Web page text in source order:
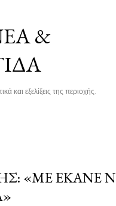
&
και εξελίξεις της περιοχής.
«ΜΕ ΈΚΑΝΕ